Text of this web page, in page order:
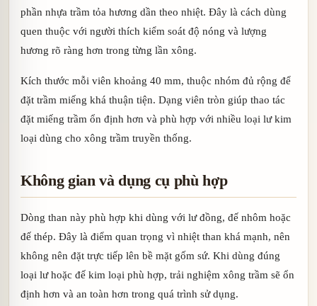
phần nhựa trầm tỏa hương dần theo nhiệt. Đây là cách dùng
quen thuộc với người thích kiểm soát độ nóng và lượng
hương rõ ràng hơn trong từng lần xông.
Kích thước mỗi viên khoảng 40 mm, thuộc nhóm đủ rộng để
đặt trầm miếng khá thuận tiện. Dạng viên tròn giúp thao tác
đặt miếng trầm ổn định hơn và phù hợp với nhiều loại lư kim
loại dùng cho xông trầm truyền thống.
Không gian và dụng cụ phù hợp
Dòng than này phù hợp khi dùng với lư đồng, đế nhôm hoặc
đế thép. Đây là điểm quan trọng vì nhiệt than khá mạnh, nên
không nên đặt trực tiếp lên bề mặt gốm sứ. Khi dùng đúng
loại lư hoặc đế kim loại phù hợp, trải nghiệm xông trầm sẽ ổn
định hơn và an toàn hơn trong quá trình sử dụng.